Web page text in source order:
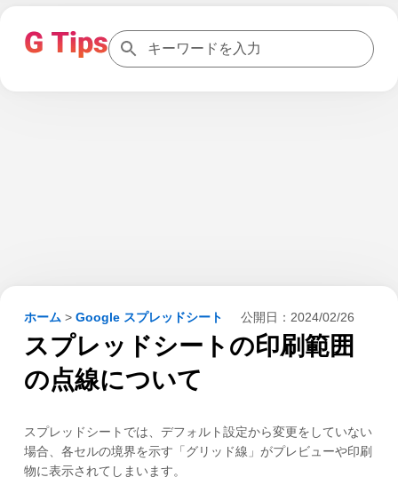
ホーム > Google スプレッドシート 公開日： 2024/02/26
スプレッドシートの印刷範囲
の点線について
スプレッドシートでは、デフォルト設定から変更をしていない
場合、各セルの境界を示す「グリッド線」がプレビューや印刷
物に表示されてしまいます。